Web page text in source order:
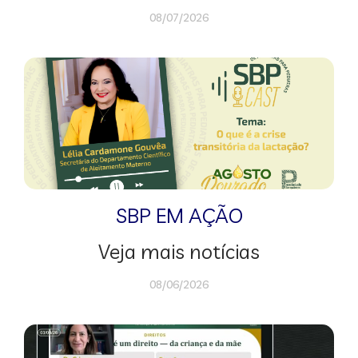
08/07/2026
SBP EM AÇÃO
Veja mais notícias
08/06/2026